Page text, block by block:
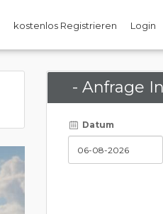
kostenlos Registrieren Login
- Anfrage
Datum